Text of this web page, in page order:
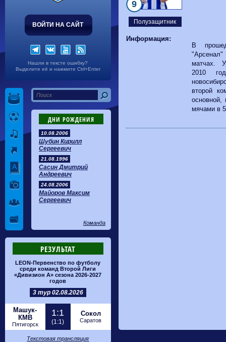
ВОЙТИ НА САЙТ
Нашли в тексте ошибку?
Выделите её и нажмите Ctrl+Enter
ДНИ РОЖДЕНИЯ
10.08.2006
Шубин Кирилл
Сергеевич
21.08.1996
Сасин Дмитрий
Андреевич
24.08.2006
Майоров Максим
Сергеевич
Команда
РЕЗУЛЬТАТ
LEON-Первенство по футболу
среди команд Второй Лиги
«Дивизион А» сезона 2026-2027
годов
3 тур 02.08.2026
Машук-
КМВ
Пятигорск
1:1
(1:1)
Сокол
Саратов
Текстовая трансляция
Полузащитник
9
Информация:
В
матчах.
2010
второй
основной,
мячами в
Калуга
0-1 Сибирь